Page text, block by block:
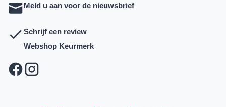
Meld u aan voor de nieuwsbrief
Schrijf een review
Webshop Keurmerk